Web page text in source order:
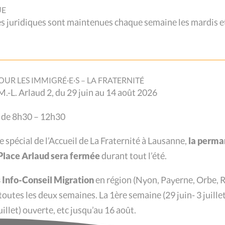
téléphone et mail
Vaud continue de jouer son rôle de soutien
assuré pendant cette période s’annonçant
précaire.
juridique) continuent à distance !
et par mail et ceci jusqu’à nouvel avis.
par ces deux canaux, dans la mesure du
juridiques sont maintenues chaque semaine les mardis
LES IMMIGRÉ·E·S – LA FRATERNITÉ
L. Arlaud 2, du 29 juin au 14 août 2026
8h30 – 12h30
spécial de l’Accueil de La Fraternité à Lausanne, la
Arlaud sera ferméedurant tout l’été.
Info-Conseil Migrationen région (Nyon, Payerne, Orbe,
les deux semaines. La 1ère semaine (29 juin- 3
ouverte, etc jusqu’au 16 août.